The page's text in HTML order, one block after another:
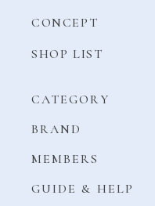
CONCEPT
SHOP LIST
CATEGORY
BRAND
MEMBERS
GUIDE & HELP